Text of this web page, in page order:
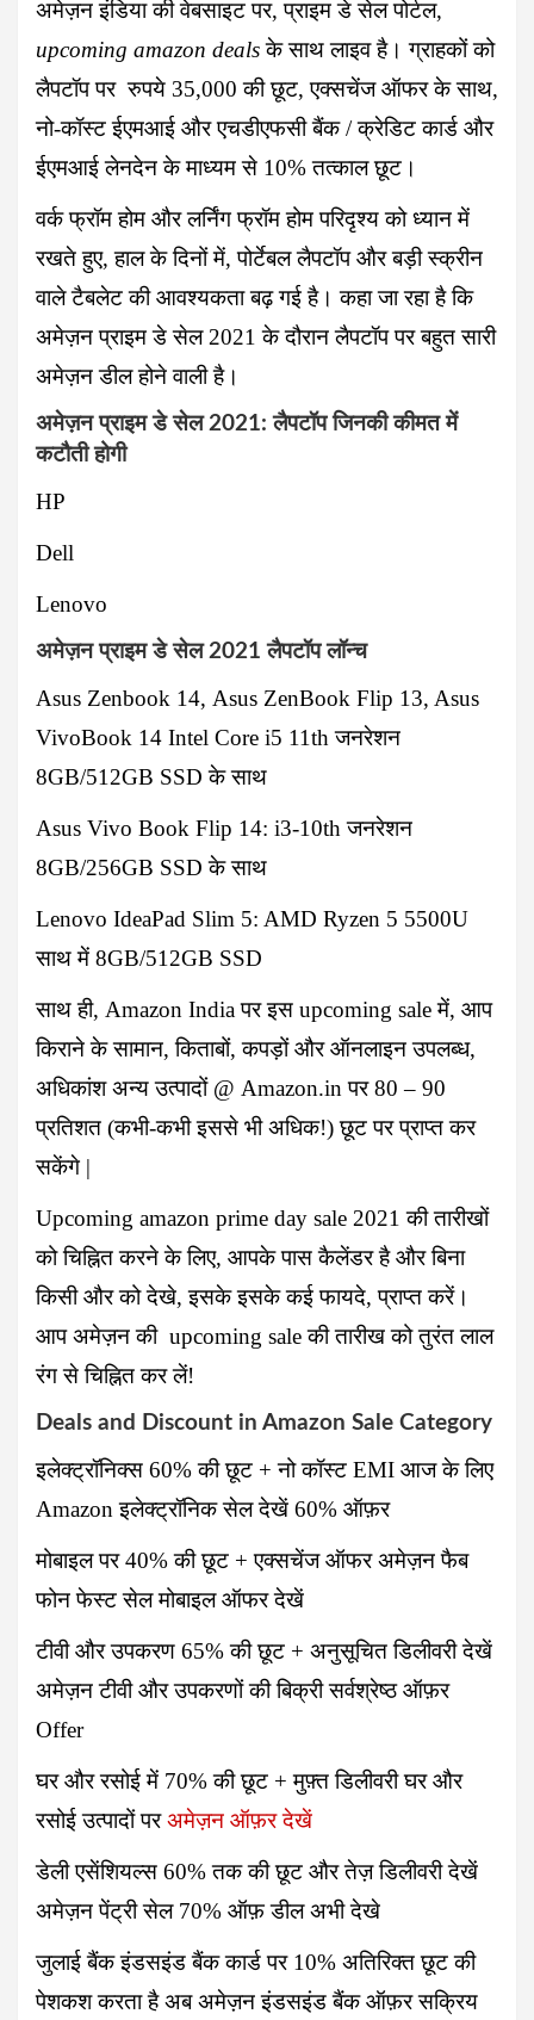
अमेज़न इंडिया की वेबसाइट पर, प्राइम डे सेल पोर्टल,
upcoming amazon dealsके साथ लाइव है। ग्राहकों को
लैपटॉप पर रुपये 35,000 की छूट, एक्सचेंज ऑफर के साथ,
नो-कॉस्ट ईएमआई औरएचडीएफसी बैंक/ क्रेडिट कार्ड और
ईएमआई लेनदेन के माध्यम से 10%तत्काल छूट।
वर्क फ्रॉम होम और लर्निंग फ्रॉम होम परिदृश्य को ध्यान में
रखते हुए, हाल के दिनों में,पोर्टेबल लैपटॉपऔर बड़ी स्क्रीन
वालेटैबलेटकी आवश्यकता बढ़ गई है। कहा जा रहा है कि
अमेज़न प्राइम डे सेल 2021 के दौरान लैपटॉप पर बहुत सारी
अमेज़न डील होने वाली है।
अमेज़न प्राइम डे सेल 2021: लैपटॉप जिनकी कीमत में
कटौती होगी
HP
Dell
Lenovo
अमेज़न प्राइम डे सेल 2021 लैपटॉप लॉन्च
Asus Zenbook 14, Asus ZenBook Flip 13, Asus
VivoBook 14 Intel Core i5 11th जनरेशन
8GB/512GB SSD के साथ
Asus Vivo Book Flip 14: i3-10th जनरेशन
8GB/256GB SSD के साथ
Lenovo IdeaPad Slim 5: AMD Ryzen 5 5500U
साथ में 8GB/512GB SSD
साथ ही, Amazon India पर इस upcoming saleमें, आप
किराने के सामान, किताबों, कपड़ों और ऑनलाइन उपलब्ध,
अधिकांश अन्य उत्पादों @ Amazon.in पर 80 – 90
प्रतिशत (कभी-कभी इससे भी अधिक!) छूट पर प्राप्त कर
सकेंगे |
Upcoming amazon prime day sale 2021 की तारीखों
को चिह्नित करने के लिए, आपके पास कैलेंडर है और बिना
किसी और को देखे, इसके इसके कई फायदे, प्राप्त करें।
आप अमेज़न की upcoming saleकी तारीख को तुरंत लाल
रंग से चिह्नित कर लें!
Deals and Discount in Amazon Sale Category
इलेक्ट्रॉनिक्स 60% की छूट + नो कॉस्ट EMI आज के लिए
Amazon इलेक्ट्रॉनिक सेल देखें 60% ऑफ़र
मोबाइल पर 40% की छूट + एक्सचेंज ऑफर अमेज़न फैब
फोन फेस्ट सेल मोबाइल ऑफर देखें
टीवी और उपकरण 65% की छूट + अनुसूचित डिलीवरी देखें
अमेज़न टीवी और उपकरणों की बिक्री सर्वश्रेष्ठ ऑफ़र
Offer
घर और रसोई में 70% की छूट + मुफ़्त डिलीवरी घर और
रसोई उत्पादों परअमेज़न ऑफ़र देखें
डेली एसेंशियल्स 60% तक की छूट और तेज़ डिलीवरी देखें
अमेज़न पेंट्री सेल 70% ऑफ़ डील अभी देखे
जुलाई बैंक इंडसइंड बैंक कार्ड पर 10% अतिरिक्त छूटकी
पेशकश करता है अब अमेज़न इंडसइंड बैंक ऑफ़र सक्रिय